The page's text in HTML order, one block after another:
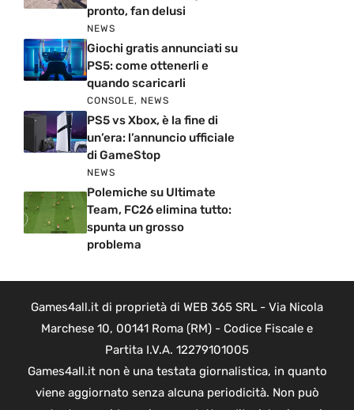
pronto, fan delusi
NEWS
Giochi gratis annunciati su
PS5: come ottenerli e
quando scaricarli
CONSOLE, NEWS
PS5 vs Xbox, è la fine di
un’era: l’annuncio ufficiale
di GameStop
NEWS
Polemiche su Ultimate
Team, FC26 elimina tutto:
spunta un grosso
problema
Games4all.it di proprietà di WEB 365 SRL - Via Nicola
Marchese 10, 00141 Roma (RM) - Codice Fiscale e
Partita I.V.A. 12279101005
Games4all.it non è una testata giornalistica, in quanto
viene aggiornato senza alcuna periodicità. Non può